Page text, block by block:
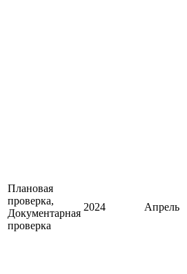
Плановая
проверка,
Документарная
проверка
2024 Апрель